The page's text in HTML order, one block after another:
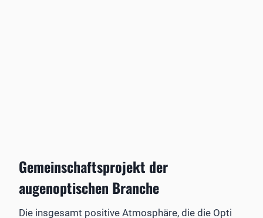
Gemeinschaftsprojekt der
augenoptischen Branche
Die insgesamt positive Atmosphäre, die die Opti